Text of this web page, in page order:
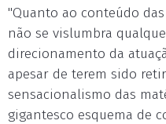
"Quanto ao conteúdo
não se vislumbra
direcionamento da
apesar de terem sido
sensacionalismo das
gigantesco esquema de